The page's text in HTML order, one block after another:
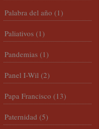
Palabra del año (1)
Paliativos (1)
Pandemias (1)
Panel I-Wil (2)
Papa Francisco (13)
Paternidad (5)